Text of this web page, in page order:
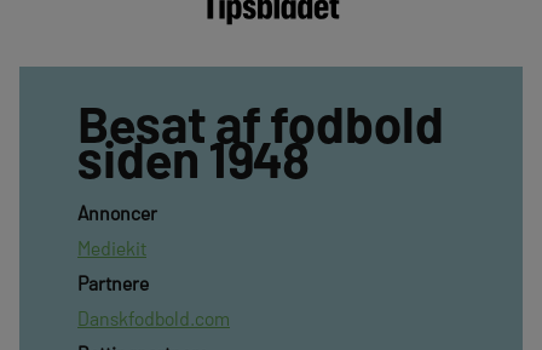
Besat af fodbold
siden 1948
Annoncer
Mediekit
Partnere
Danskfodbold.com